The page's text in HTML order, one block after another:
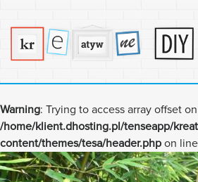
Warning: Trying to access array offset
/home/klient.dhosting.pl/tenseapp/
content/themes/tesa/header.php on line